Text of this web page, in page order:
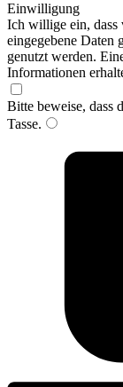
Einwilligung
Ich willige ein, dass
eingegebene Daten
genutzt werden.
Informationen
Bitte beweise, dass
Tasse.